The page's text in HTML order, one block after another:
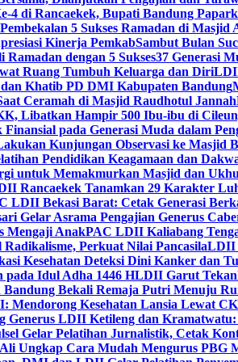
di Rancaekek, Bupati Bandung
5 Sukses Ramadan di Masjid
Kinerja PemkabSambut Bulan
dengan 5 Sukses37 Generasi
Ruang Tumbuh Keluarga dan Diri
Khatib PD DMI Kabupaten Bandung
Ceramah di Masjid Raudhotul Jannah
Libatkan Hampir 500 Ibu-ibu di
pada Generasi Muda dalam
Kunjungan Observasi ke Masjid
Pendidikan Keagamaan dan
untuk Memakmurkan Masjid dan
Rancaekek Tanamkan 29 Karakter
LDII Bekasi Barat: Cetak Generasi
Gelar Asrama Pengajian Generus
Mengaji AnakPAC LDII Kaliabang
Perkuat Nilai PancasilaLDII
Kesehatan Deteksi Dini Kanker dan
Idul Adha 1446 HLDII Garut
Bekali Remaja Putri Menuju
Mendorong Kesehatan Lansia Lewat
Generus LDII Ketileng dan
Gelar Pelatihan Jurnalistik, Cetak
Ungkap Cara Mudah Mengurus PBG